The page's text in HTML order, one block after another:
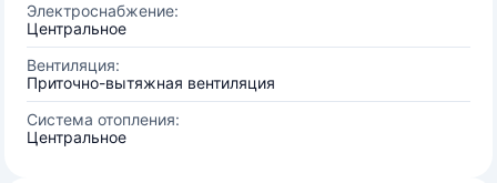
Электроснабжение:
Центральное
Вентиляция:
Приточно-вытяжная вентиляция
Система отопления:
Центральное